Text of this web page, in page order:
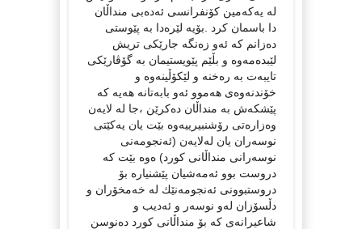
له‌ یه‌كه‌مین كۆنفرانسی ئه‌ده‌بی منداڵان
دا باسمان كرد .بۆیه‌ لێره‌دا به‌ پێوستی
ده‌زانم كه‌ ئه‌و زه‌نگه‌ جارێكی تریش
لێبده‌مه‌وه‌ و بڵێم پێویستیمان به‌ گۆڤارێكی
تایبه‌ت به‌ ره‌خنه‌ و لێكۆڵینه‌وه‌ و
خۆندنه‌وه‌ی هه‌موو ئه‌و بابه‌تانه‌ هه‌یه‌ كه‌
پێشكه‌ش به‌ منداڵان ده‌كرێن ،جا له‌ لایه‌ن
وه‌زاره‌تی رۆشنبیرییه‌وه‌ بێت یان یه‌كێتی
نوسه‌ران یان له‌لایه‌ن (ئه‌نجومه‌نی
نوسه‌رانی منداڵانی كورد) ه‌وه‌ بێت كه‌
دروست بوو ئه‌مه‌شیان پێشنیاره‌ بۆ
دروستبوونی ئه‌نجومه‌نێك له‌ خه‌مخۆران و
دڵسۆزان له‌و نوسه‌ر و ئه‌دیب و
شاعیرانه‌ی كه‌ بۆ منداڵانی كورد ده‌نوسن